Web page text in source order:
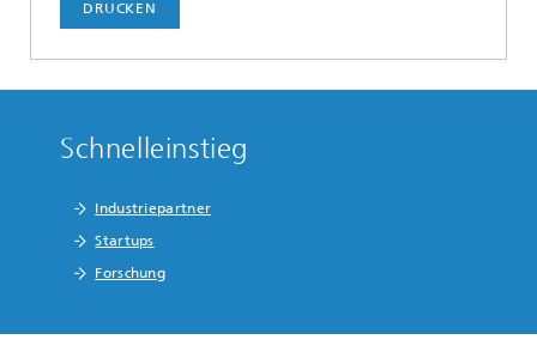
DRUCKEN
Schnelleinstieg
Industriepartner
Startups
Forschung